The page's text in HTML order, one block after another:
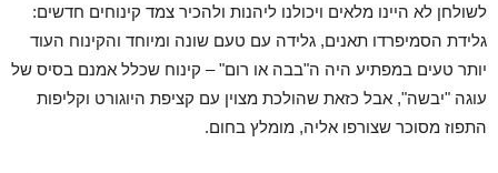
לשולחן לא היינו מלאים ויכולנו ליהנות ולהכיר צמד קינוחים חדשים:
גלידת הסמיפרדו תאנים, גלידה עם טעם שונה ומיוחד והקינוח העוד
יותר טעים במפתיע היה ה"בבה או רום" – קינוח שכלל אמנם בסיס של
עוגה "יבשה", אבל כזאת שהולכת מצוין עם קציפת היוגורט וקליפות
התפוז מסוכר שצורפו אליה, מומלץ בחום.